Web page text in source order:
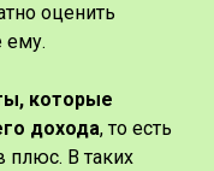
оценить
ему.
которые
дохода, то есть
плюс. В таких